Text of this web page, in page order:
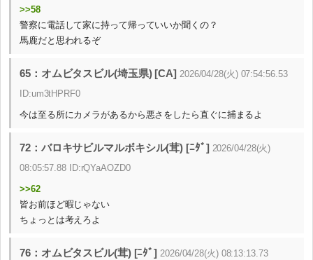
>>58
警察に電話して家に持って帰っていいか聞くの？
馬鹿だと思われるぞ
65：オムビタスビル(埼玉県) [CA] 2026/04/28(火) 07:54:56.53
ID:um3tHPRF0
今は至る所にカメラがあるから悪さをしたら直ぐに捕まるよ
72：バロキサビルマルボキシル(茸) [ﾆﾀﾞ] 2026/04/28(火)
08:05:57.88 ID:rQYaAOZD0
>>62
皆お前ほど暇じゃない
ちょっとは考えろよ
76：オムビタスビル(茸) [ﾆﾀﾞ] 2026/04/28(火) 08:13:13.73